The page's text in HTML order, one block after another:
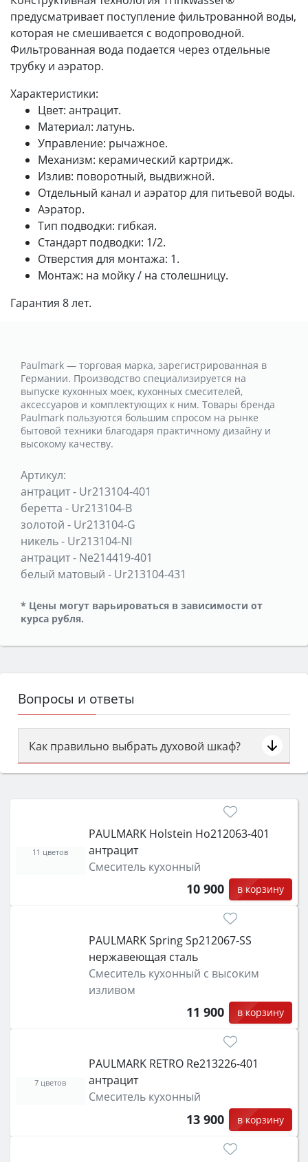
предусматривает поступление фильтрованной воды,
которая не смешивается с водопроводной.
Фильтрованная вода подается через отдельные
трубку и аэратор.
Характеристики:
Цвет: антрацит.
Материал: латунь.
Управление: рычажное.
Механизм: керамический картридж.
Излив: поворотный, выдвижной.
Отдельный канал и аэратор для питьевой воды.
Аэратор.
Тип подводки: гибкая.
Стандарт подводки: 1/2.
Отверстия для монтажа: 1.
Монтаж: на мойку / на столешницу.
Гарантия 8 лет.
Paulmark — торговая марка, зарегистрированная в
Германии. Производство специализируется на
выпуске кухонных моек, кухонных смесителей,
аксессуаров и комплектующих к ним. Товары бренда
Paulmark пользуются большим спросом на рынке
бытовой техники благодаря практичному дизайну и
высокому качеству.
Артикул:
антрацит- Ur213104-401
беретта - Ur213104-B
золотой - Ur213104-G
никель- Ur213104-NI
антрацит- Ne214419-401
белый матовый - Ur213104-431
* Цены могут варьироваться в зависимости от
курса рубля.
Вопросы и ответы
Как правильно выбрать духовой шкаф?
Сначала определитесь с типом (газовый или
затем смотрите на объём 50–70 л для семьи,
функции (конвекция, гриль, самоочистка,
защита от детей).
PAULMARK Holstein Ho212063-401
антрацит
Смеситель кухонный
10 900 в корзину
11 цветов
PAULMARK Spring Sp212067-SS
нержавеющая сталь
Смеситель кухонный с высоким
изливом
11 900 в корзину
PAULMARK RETRO Re213226-401
антрацит
Смеситель кухонный
13 900 в корзину
7 цветов